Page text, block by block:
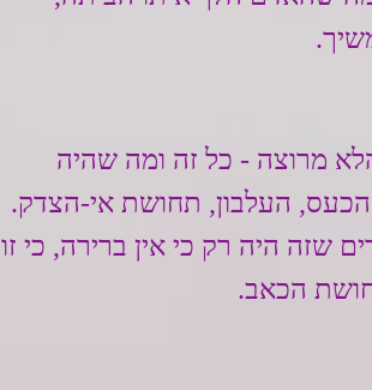
מרוצה - כל זה ומה שהיה
העלבון, תחושת אי-הצדק.
שזה היה רק כי אין ברירה, כי זו
הכאב.